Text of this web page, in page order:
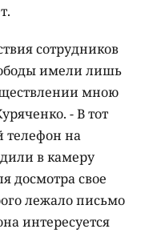
сотрудников
имели лишь
мною
- В тот
телефон на
в камеру
досмотра свое
лежало письмо
интересуется